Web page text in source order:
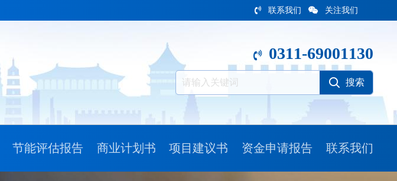
联系我们 关注我们
0311-69001130
节能评估报告 商业计划书 项目建议书 资金申请报告 联系我们